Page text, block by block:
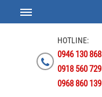
HOTLINE:
0946 130 868
0918 560 729
0968 860 139